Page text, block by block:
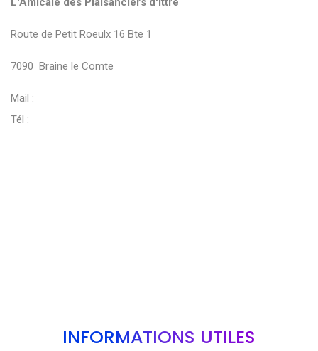
Route de Petit Roeulx 16 Bte 1
7090 Braine le Comte
Mail :
Tél :
INFORMATIONS UTILES